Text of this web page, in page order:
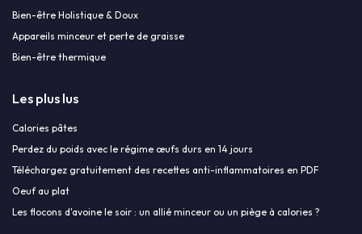
Bien-être Holistique & Doux
Appareils minceur et perte de graisse
Bien-être thermique
Les plus lus
Calories pâtes
Perdez du poids avec le régime œufs durs en 14 jours
Téléchargez gratuitement des recettes anti-inflammatoires en PDF
Oeuf au plat
Les flocons d'avoine le soir : un allié minceur ou un piège à calories ?